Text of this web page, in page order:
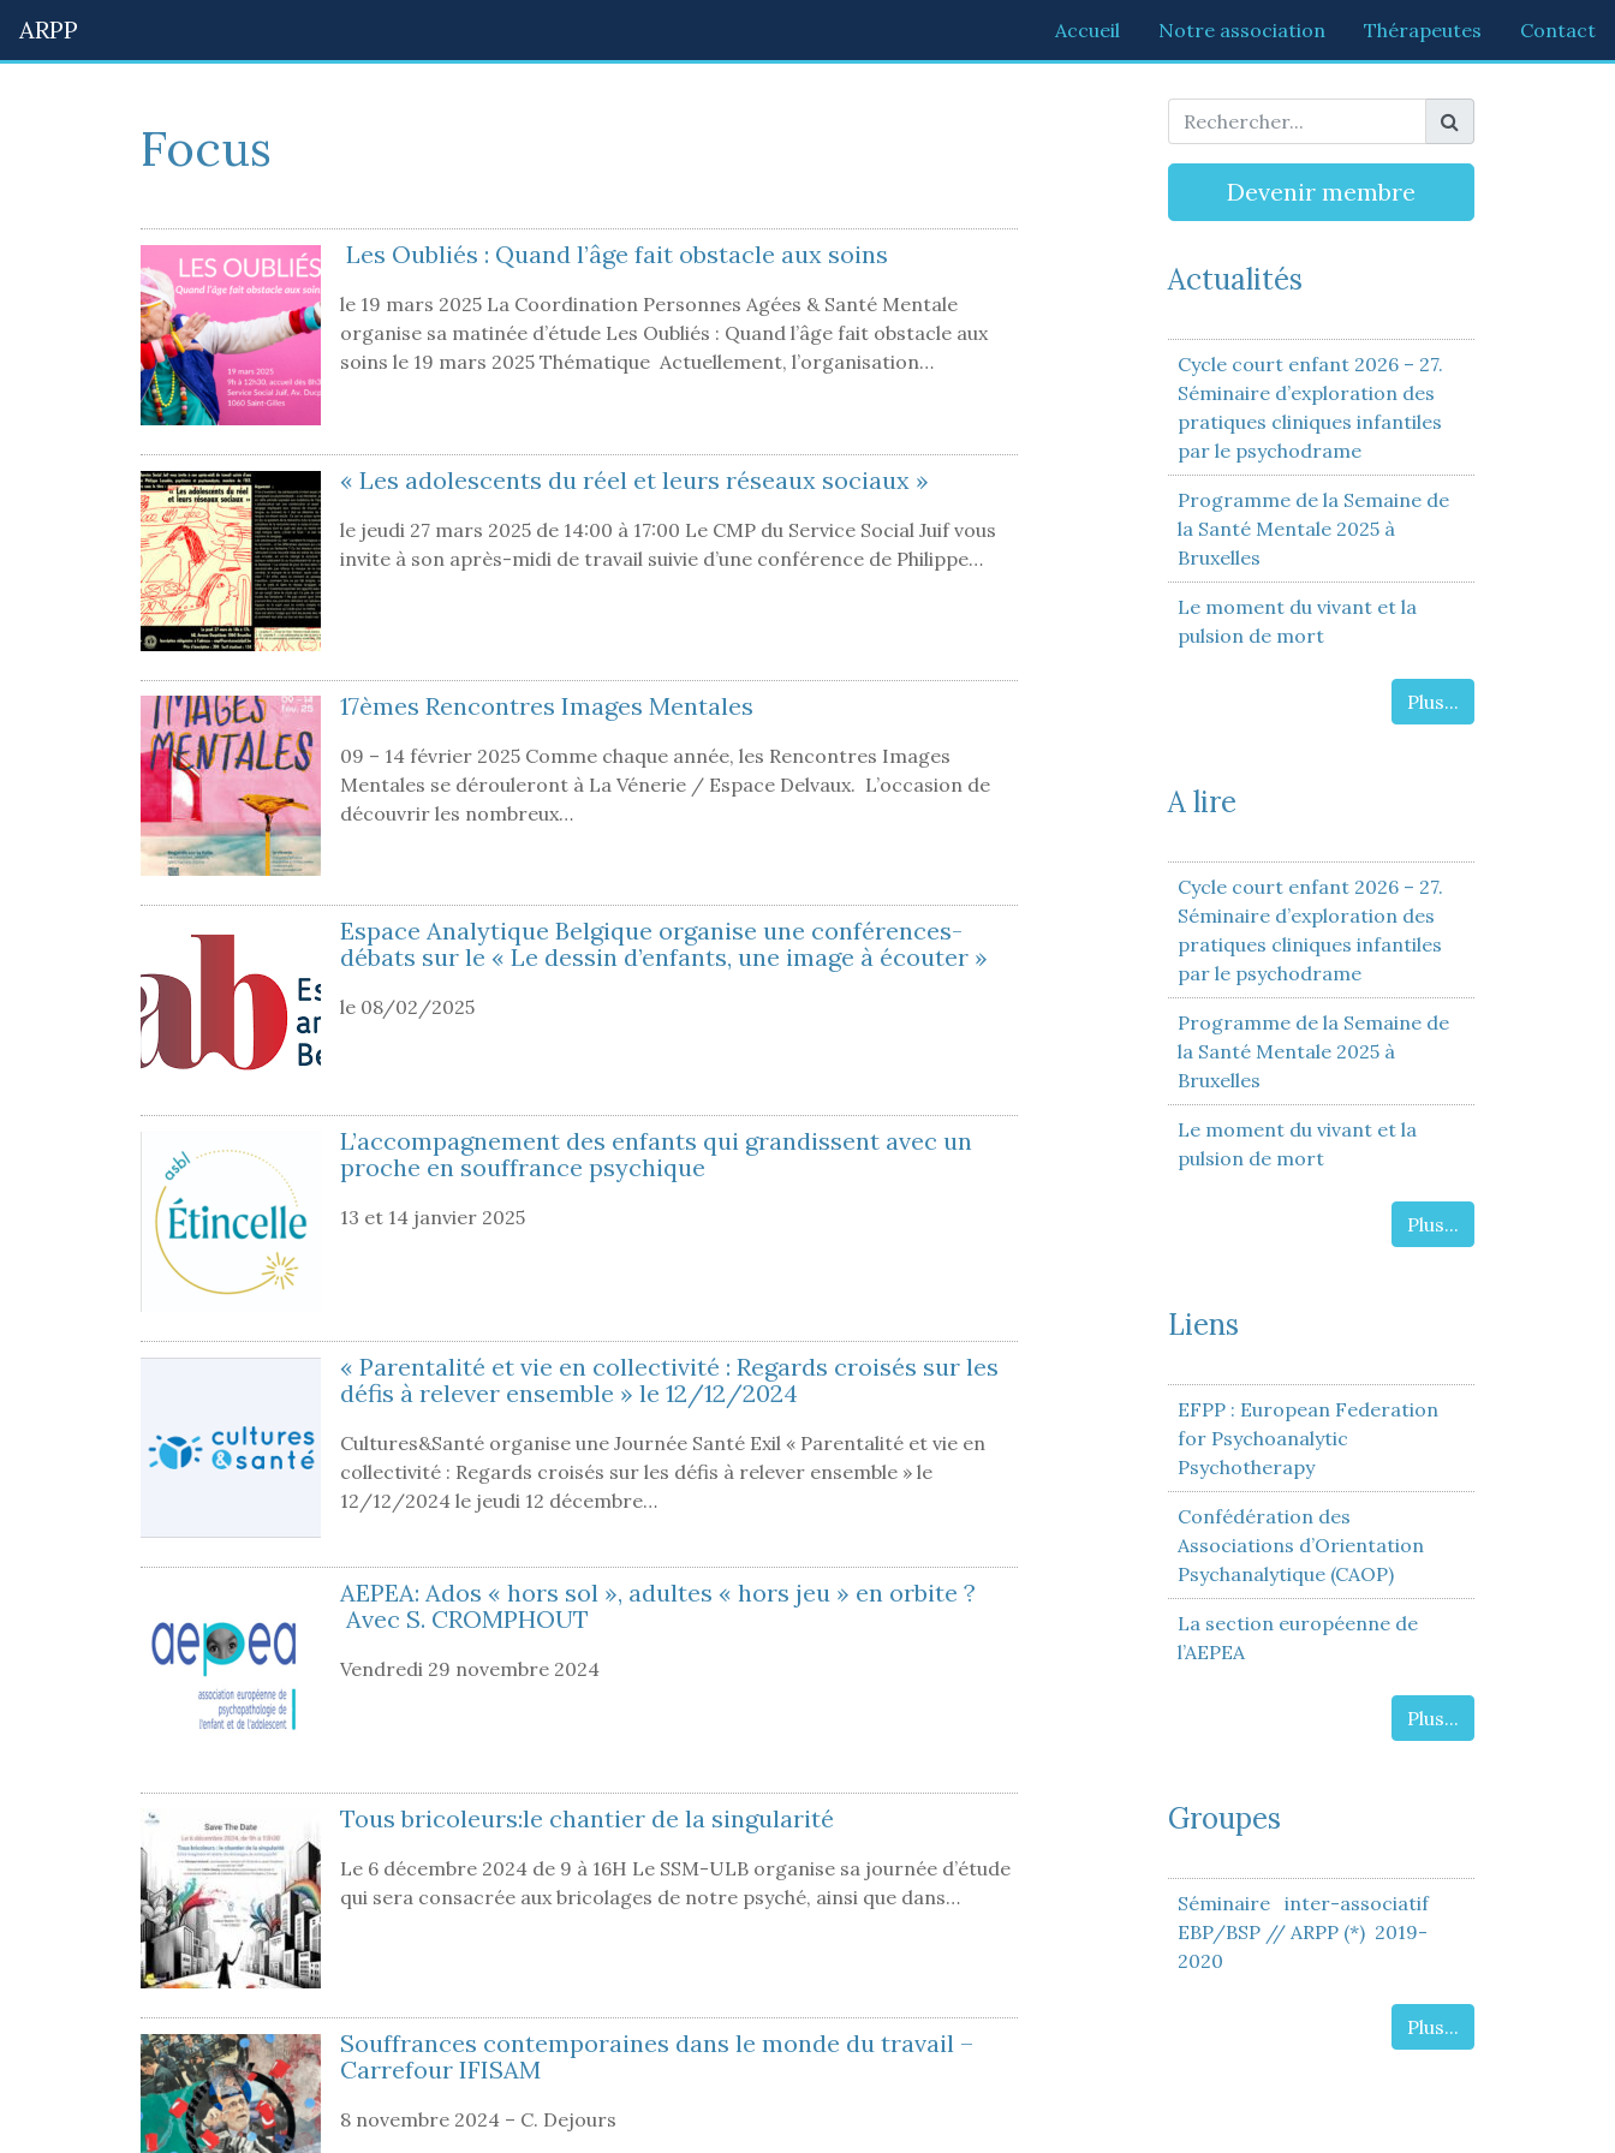
ARPP Accueil Notre association Thérapeutes Contact
Focus
Les Oubliés : Quand l’âge fait obstacle aux soins
le 19 mars 2025 La Coordination Personnes Agées & Santé Mentale
organise sa matinée d’étude Les Oubliés : Quand l’âge fait obstacle aux
soins le 19 mars 2025 Thématique Actuellement, l’organisation…
« Les adolescents du réel et leurs réseaux sociaux »
le jeudi 27 mars 2025 de 14:00 à 17:00 Le CMP du Service Social Juif vous
invite à son après-midi de travail suivie d’une conférence de Philippe…
17èmes Rencontres Images Mentales
09 – 14 février 2025 Comme chaque année, les Rencontres Images
Mentales se dérouleront à La Vénerie / Espace Delvaux. L’occasion de
découvrir les nombreux…
Espace Analytique Belgique organise une conférences-
débats sur le « Le dessin d’enfants, une image à écouter »
le 08/02/2025
L’accompagnement des enfants qui grandissent avec un
proche en souffrance psychique
13 et 14 janvier 2025
« Parentalité et vie en collectivité : Regards croisés sur les
défis à relever ensemble » le 12/12/2024
Cultures&Santé organise une Journée Santé Exil « Parentalité et vie en
collectivité : Regards croisés sur les défis à relever ensemble » le
12/12/2024 le jeudi 12 décembre…
AEPEA: Ados « hors sol », adultes « hors jeu » en orbite ?
Avec S. CROMPHOUT
Vendredi 29 novembre 2024
Tous bricoleurs:le chantier de la singularité
Le 6 décembre 2024 de 9 à 16H Le SSM-ULB organise sa journée d’étude
qui sera consacrée aux bricolages de notre psyché, ainsi que dans…
Souffrances contemporaines dans le monde du travail –
Carrefour IFISAM
8 novembre 2024 – C. Dejours
Devenir membre
Actualités
Cycle court enfant 2026 – 27.
Séminaire d’exploration des
pratiques cliniques infantiles
par le psychodrame
Programme de la Semaine de
la Santé Mentale 2025 à
Bruxelles
Le moment du vivant et la
pulsion de mort
Plus...
A lire
Cycle court enfant 2026 – 27.
Séminaire d’exploration des
pratiques cliniques infantiles
par le psychodrame
Programme de la Semaine de
la Santé Mentale 2025 à
Bruxelles
Le moment du vivant et la
pulsion de mort
Plus...
Liens
EFPP : European Federation
for Psychoanalytic
Psychotherapy
Confédération des
Associations d’Orientation
Psychanalytique (CAOP)
La section européenne de
l’AEPEA
Plus...
Groupes
Séminaire inter-associatif
EBP/BSP // ARPP (*) 2019-
2020
Plus...